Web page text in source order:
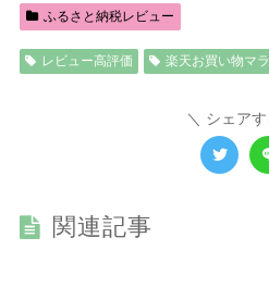
ふるさと納税レビュー
レビュー高評価 楽天お買い物マ
シェアす
関連記事